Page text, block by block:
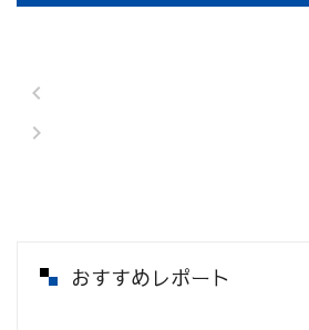
おすすめレポート